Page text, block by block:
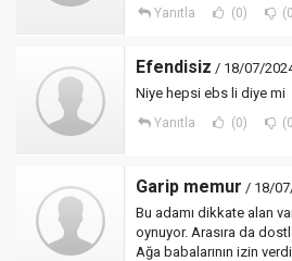
Yanıtla (0)
Efendisiz / 18/07/
Niye hepsi ebs li diye mi
Yanıtla (0)
Garip memur / 18/
Bu adamı dikkate alan
oynuyor. Arasıra da
Ağa babalarının izin